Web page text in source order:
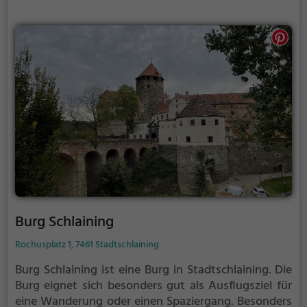
Burg Schlaining
Rochusplatz 1, 7461 Stadtschlaining
Burg Schlaining ist eine Burg in Stadtschlaining. Die
Burg eignet sich besonders gut als Ausflugsziel für
eine Wanderung oder einen Spaziergang. Besonders